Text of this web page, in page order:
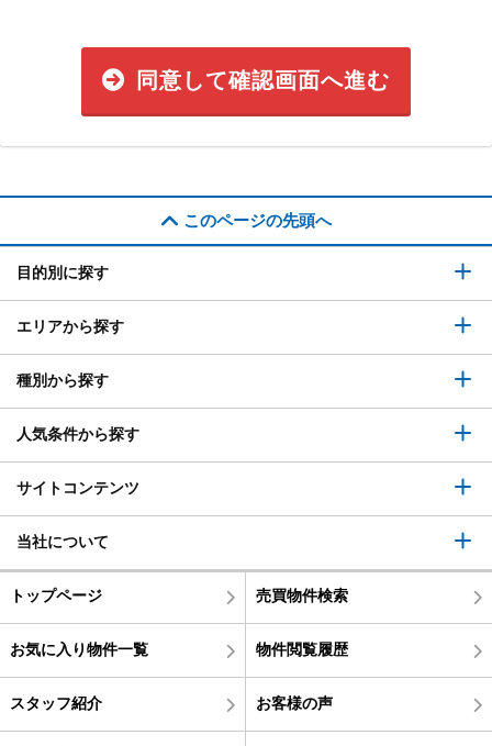
同意して確認画面へ進む
このページの先頭へ
目的別に探す
エリアから探す
種別から探す
人気条件から探す
サイトコンテンツ
当社について
トップページ 売買物件検索
お気に入り物件一覧 物件閲覧履歴
スタッフ紹介 お客様の声